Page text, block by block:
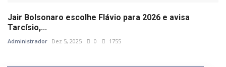
Jair Bolsonaro escolhe Flávio para 2026 e avisa
Tarcísio,...
Administrador Dez 5, 2025 0 1755